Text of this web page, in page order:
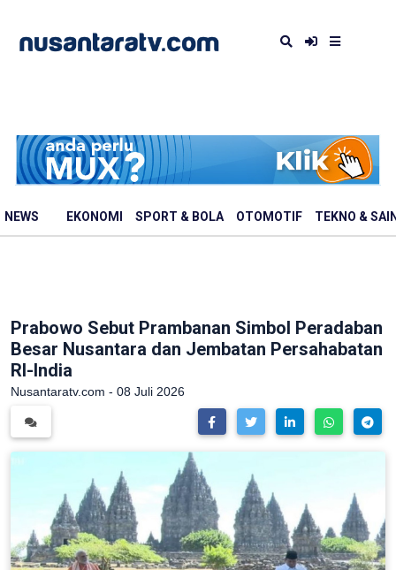
NEWS EKONOMI SPORT & BOLA OTOMOTIF TEKNO &
Prabowo Sebut Prambanan Simbol Peradaban
Besar Nusantara dan Jembatan Persahabatan
RI-India
Nusantaratv.com - 08 Juli 2026